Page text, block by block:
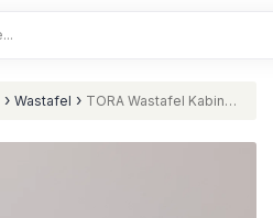
› Wastafel › TORA Wastafel Kabinet